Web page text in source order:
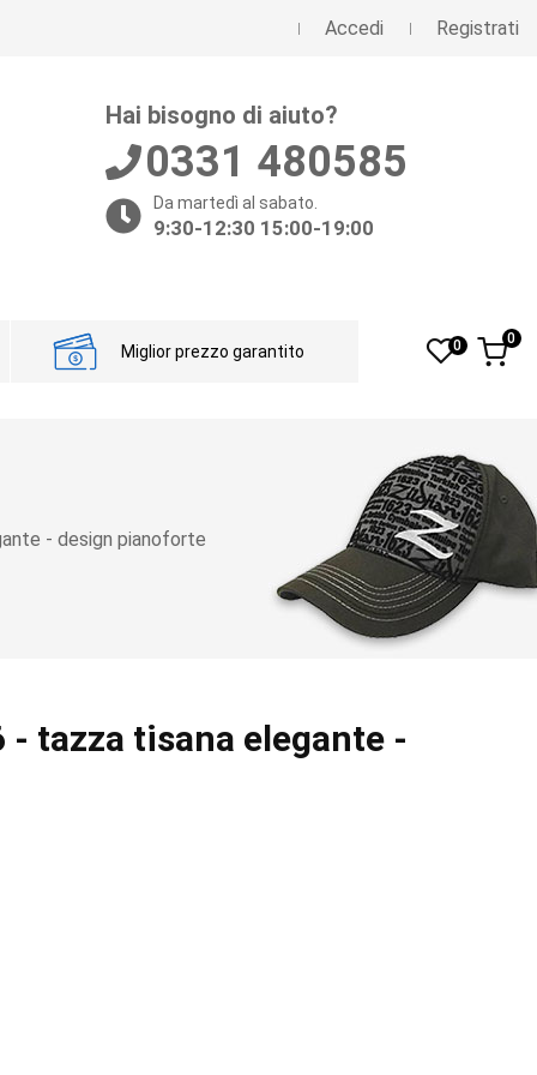
Accedi Registrati
Hai bisogno di aiuto?
0331 480585
Da martedì al sabato.
9:30-12:30 15:00-19:00
Miglior prezzo garantito 0 0
- design pianoforte
- tazza tisana elegante -